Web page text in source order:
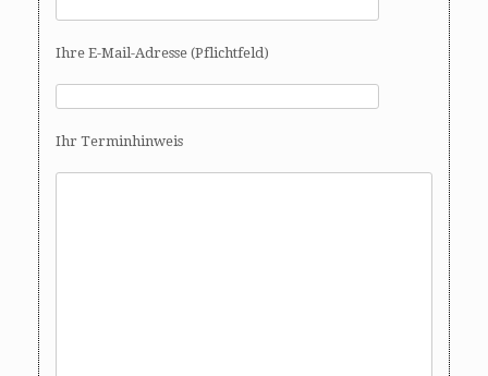
Ihre E-Mail-Adresse (Pflichtfeld)
Ihr Terminhinweis